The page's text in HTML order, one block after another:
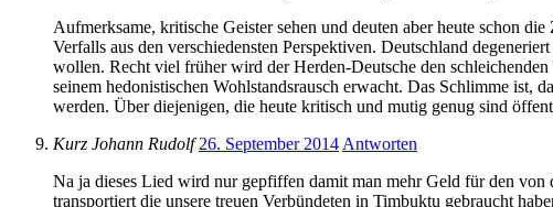
Aufmerksame, kritische Geister sehen und deuten aber heute schon
Verfalls aus den verschiedensten Perspektiven. Deutschland
wollen. Recht viel früher wird der Herden-Deutsche den
seinem hedonistischen Wohlstandsrausch erwacht. Das Schlimme ist,
werden. Über diejenigen, die heute kritisch und mutig genug sind
Kurz Johann Rudolf 26. September 2014 Antworten
Na ja dieses Lied wird nur gepfiffen damit man mehr Geld für den
transportiert die unsere treuen Verbündeten in Timbuktu gebraucht